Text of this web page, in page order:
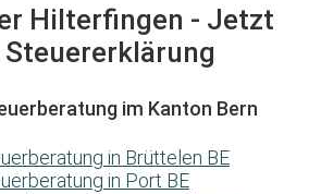
Hilterfingen - Jetzt
im Kanton Bern
in Brüttelen BE
in Port BE